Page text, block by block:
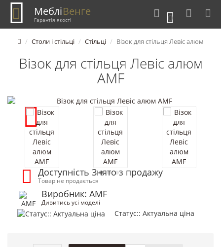
0
МебліВенге
Гарантія якості
Столи і стільці Стільці Візок для стільця Левіс алюм
Візок для стільця Левіс алюм
AMF
Доступність Знято з продажу
Товар не продається
Виробник: AMF
Дивитись усі моделі
Статус:: Актуальна ціна